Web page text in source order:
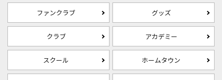
ファンクラブ グッズ
クラブ アカデミー
スクール ホームタウン